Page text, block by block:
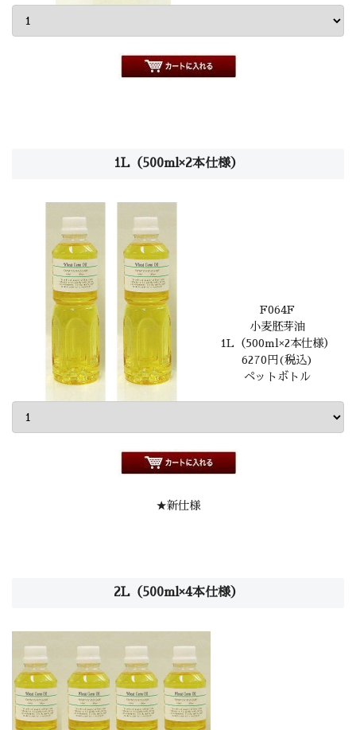
1L（500ml×2本仕様）
F064F
小麦胚芽油
1L（500ml×2本仕様）
6270円(税込)
ペットボトル
★新仕様
2L（500ml×4本仕様）